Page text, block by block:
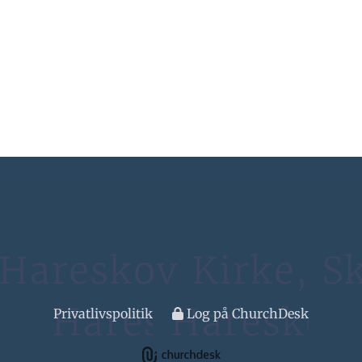
Privatlivspolitik Log på ChurchDesk